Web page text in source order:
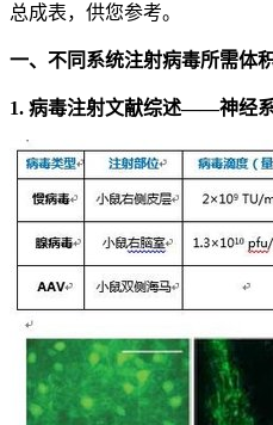
总成表，供您参考。
一、不同系统注射病毒所需体
1. 病毒注射文献综述——神经